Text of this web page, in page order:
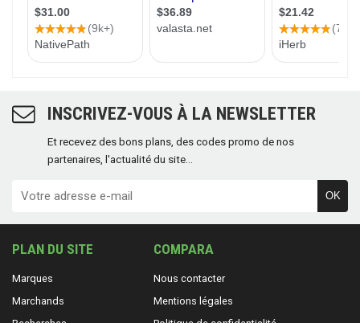
INSCRIVEZ-VOUS À LA NEWSLETTER
Et recevez des bons plans, des codes promo de nos
partenaires, l'actualité du site...
OK
PLAN DU SITE
Marques
Marchands
COMPARA
Nous contacter
Mentions légales